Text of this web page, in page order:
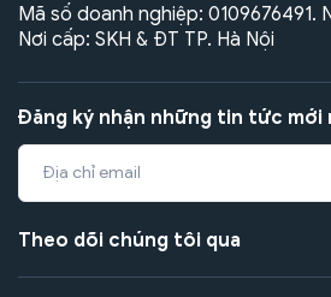
Mã số doanh nghiệp: 0109676491.
Nơi cấp: SKH & ĐT TP. Hà Nội
Đăng ký nhận những tin tức mới
Theo dõi chúng tôi qua